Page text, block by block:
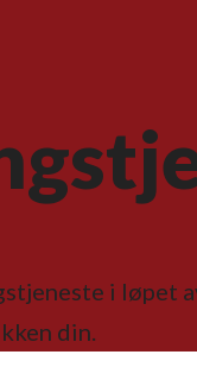
i løpet
din.